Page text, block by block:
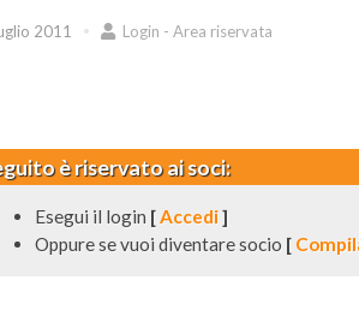
2011 Login - Area riservata
è riservato ai soci:
Esegui il login [Accedi]
Oppure se vuoi diventare socio [